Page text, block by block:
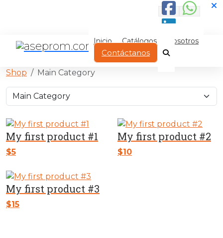
Inicio Catálogos Nosotros
Contáctanos
Shop Main Category
My first product #1
$5
My first product #2
$10
My first product #3
$15